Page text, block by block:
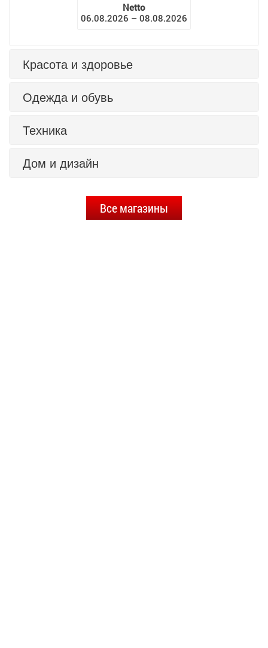
Netto
06.08.2026 – 08.08.2026
Красота и здоровье
Одежда и обувь
Техника
Дом и дизайн
Все магазины